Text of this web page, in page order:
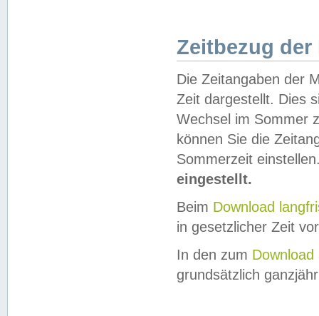
Zeitbezug der
Die Zeitangaben der
Zeit dargestellt. Dies
Wechsel im Sommer
können Sie die
Sommerzeit
eingestellt.
Beim Download
in gesetzlicher Zeit
In den zum Download
grundsätzlich